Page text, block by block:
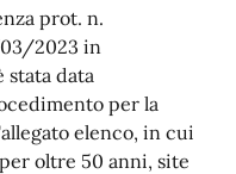
prot. n.
2023 in
stata data
per la
elenco, in cui
oltre 50 anni, site